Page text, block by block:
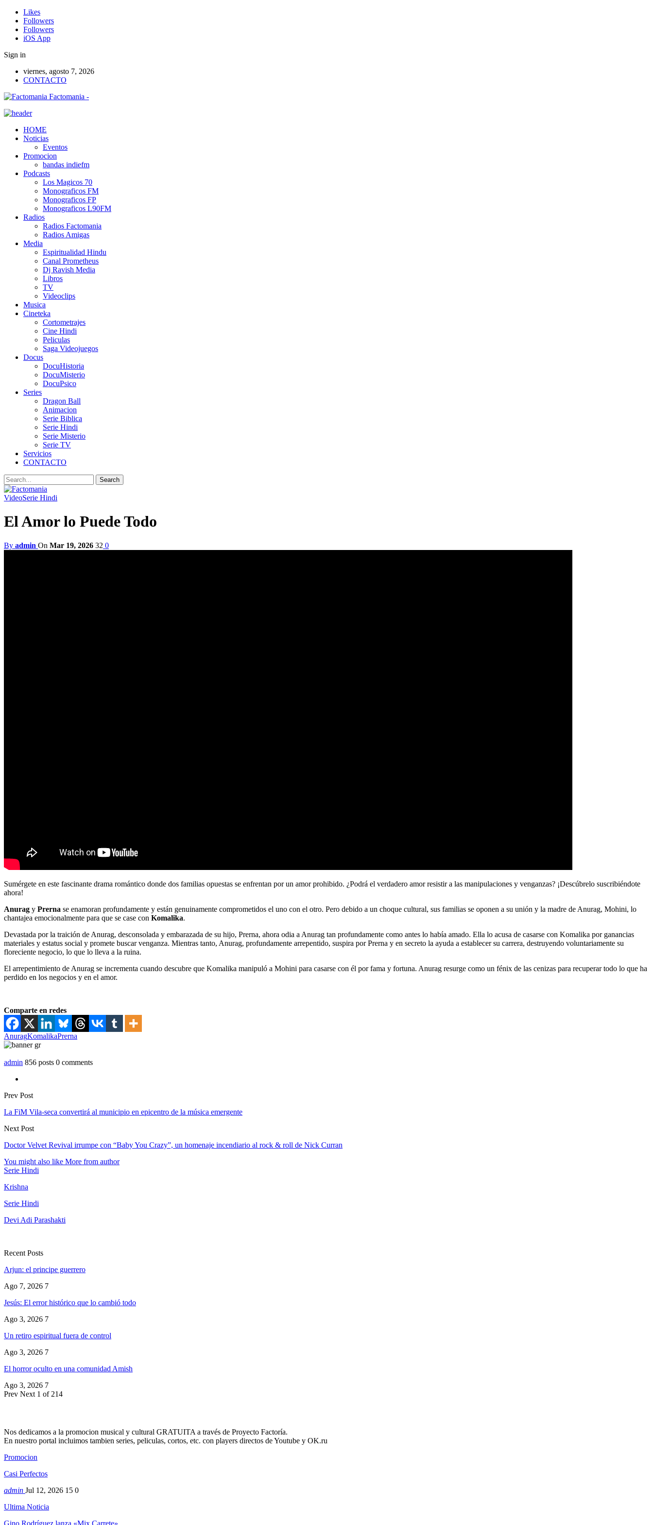
Likes
Followers
Followers
iOS App
Sign in
viernes, agosto 7, 2026
CONTACTO
Factomania -
HOME
Noticias
Eventos
Promocion
bandas indiefm
Podcasts
Los Magicos 70
Monograficos FM
Monograficos FP
Monograficos L90FM
Radios
Radios Factomania
Radios Amigas
Media
Espiritualidad Hindu
Canal Prometheus
Dj Ravish Media
Libros
TV
Videoclips
Musica
Cineteka
Cortometrajes
Cine Hindi
Peliculas
Saga Videojuegos
Docus
DocuHistoria
DocuMisterio
DocuPsico
Series
Dragon Ball
Animacion
Serie Biblica
Serie Hindi
Serie Misterio
Serie TV
Servicios
CONTACTO
VideoSerie Hindi
El Amor lo Puede Todo
By admin On Mar 19, 2026 32 0
Sumérgete en este fascinante drama romántico donde dos familias opuestas se enfrentan por un amor prohibido. ¿Podrá el verdadero amor resistir a las manipulaciones y venganzas? ¡Descúbrelo suscribiéndote
ahora!
Anurag y Prerna se enamoran profundamente y están genuinamente comprometidos el uno con el otro. Pero debido a un choque cultural, sus familias se oponen a su unión y la madre de Anurag, Mohini, lo
chantajea emocionalmente para que se case con Komalika.
Devastada por la traición de Anurag, desconsolada y embarazada de su hijo, Prerna, ahora odia a Anurag tan profundamente como antes lo había amado. Ella lo acusa de casarse con Komalika por ganancias
materiales y estatus social y promete buscar venganza. Mientras tanto, Anurag, profundamente arrepentido, suspira por Prerna y en secreto la ayuda a establecer su carrera, destruyendo voluntariamente su
floreciente negocio, lo que lo lleva a la ruina.
El arrepentimiento de Anurag se incrementa cuando descubre que Komalika manipuló a Mohini para casarse con él por fama y fortuna. Anurag resurge como un fénix de las cenizas para recuperar todo lo que ha
perdido en los negocios y en el amor.
Comparte en redes
AnuragKomalikaPrerna
admin 856 posts 0 comments
Prev Post
La FiM Vila-seca convertirá al municipio en epicentro de la música emergente
Next Post
Doctor Velvet Revival irrumpe con “Baby You Crazy”, un homenaje incendiario al rock & roll de Nick Curran
You might also like More from author
Serie Hindi
Krishna
Serie Hindi
Devi Adi Parashakti
Recent Posts
Arjun: el principe guerrero
Ago 7, 2026 7
Jesús: El error histórico que lo cambió todo
Ago 3, 2026 7
Un retiro espiritual fuera de control
Ago 3, 2026 7
El horror oculto en una comunidad Amish
Ago 3, 2026 7
Prev Next 1 of 214
Nos dedicamos a la promocion musical y cultural GRATUITA a través de Proyecto Factoría.
En nuestro portal incluimos tambien series, peliculas, cortos, etc. con players directos de Youtube y OK.ru
Promocion
Casi Perfectos
admin Jul 12, 2026 15 0
Ultima Noticia